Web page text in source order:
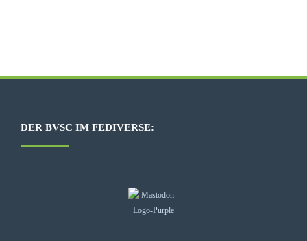
DER BVSC IM FEDIVERSE: